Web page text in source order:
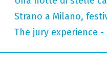
Strano a Milano,
The jury experience -